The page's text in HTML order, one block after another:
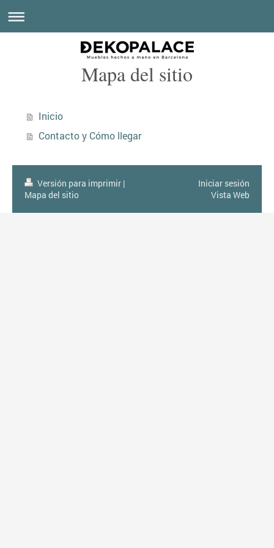
Mapa del sitio
Inicio
Contacto y Cómo llegar
Versión para imprimir |
Mapa del sitio
Iniciar sesión
Vista Web